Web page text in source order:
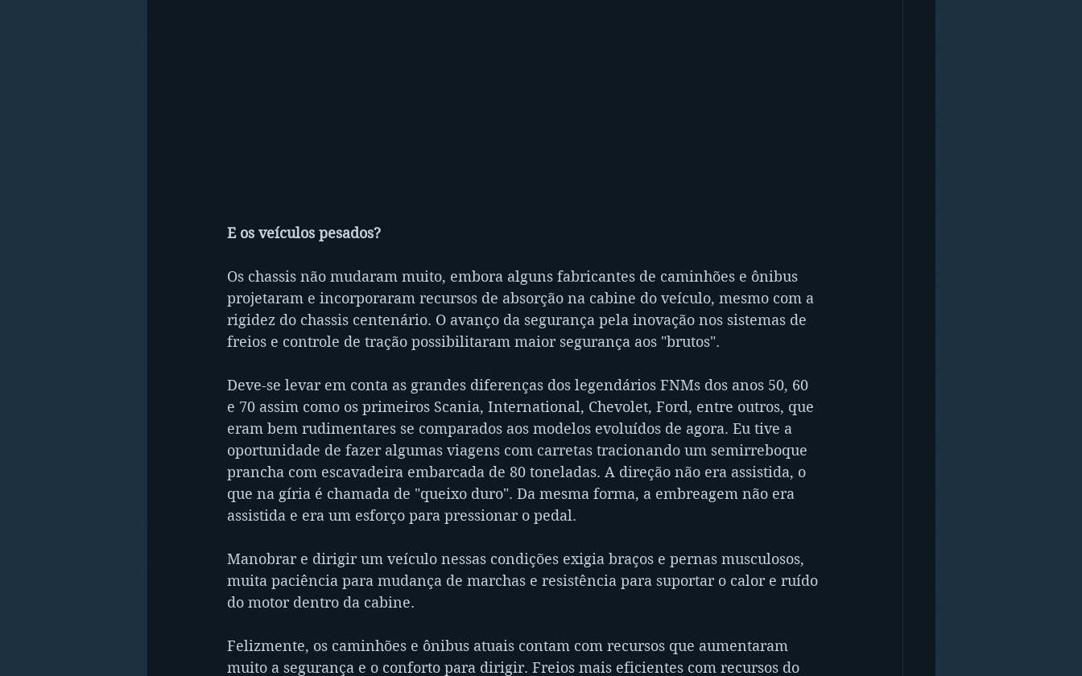
E os veículos pesados?
Os chassis não mudaram muito, embora alguns fabricantes de caminhões e ônibus
projetaram e incorporaram recursos de absorção na cabine do veículo, mesmo com a
rigidez do chassis centenário. O avanço da segurança pela inovação nos sistemas de
freios e controle de tração possibilitaram maior segurança aos "brutos".
Deve-se levar em conta as grandes diferenças dos legendários FNMs dos anos 50, 60
e 70 assim como os primeiros Scania, International, Chevolet, Ford, entre outros, que
eram bem rudimentares se comparados aos modelos evoluídos de agora. Eu tive a
oportunidade de fazer algumas viagens com carretas tracionando um semirreboque
prancha com escavadeira embarcada de 80 toneladas. A direção não era assistida, o
que na gíria é chamada de "queixo duro". Da mesma forma, a embreagem não era
assistida e era um esforço para pressionar o pedal.
Manobrar e dirigir um veículo nessas condições exigia braços e pernas musculosos,
muita paciência para mudança de marchas e resistência para suportar o calor e ruído
do motor dentro da cabine.
Felizmente, os caminhões e ônibus atuais contam com recursos que aumentaram
muito a segurança e o conforto para dirigir. Freios mais eficientes com recursos do